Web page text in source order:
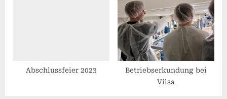
Abschlussfeier 2023
Betriebserkundung bei
Vilsa